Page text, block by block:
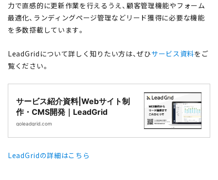
力で直感的に更新作業を行えるうえ、顧客管理機能やフォーム
最適化、ランディングページ管理などリード獲得に必要な機能
を多数搭載しています。
LeadGridについて詳しく知りたい方は、ぜひサービス資料をご
覧ください。
サービス紹介資料|Webサイト制
作・CMS開発｜LeadGrid
goleadgrid.com
LeadGridの詳細はこちら